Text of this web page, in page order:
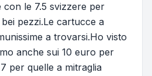
le 7.5 svizzere per
pezzi.Le cartucce a
a trovarsi.Ho visto
anche sui 10 euro per
per quelle a mitraglia